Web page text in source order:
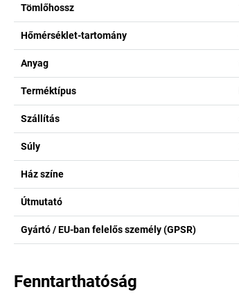
Tömlőhossz
Hőmérséklet-tartomány
Anyag
Terméktípus
Szállítás
Súly
Ház színe
Útmutató
Gyártó / EU-ban felelős személy (GPSR)
Fenntarthatóság